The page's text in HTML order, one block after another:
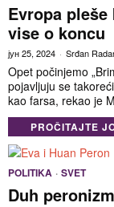
Evropa
vise o koncu
јун 25, 2024 Srđan
Opet počinjemo
pojavljuju se
kao farsa, rekao je
PROČITAJTE
POLITIKA · SVET
Duh